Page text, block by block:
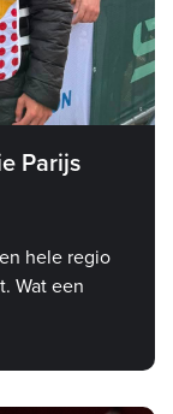
Parijs
hele regio
Wat een